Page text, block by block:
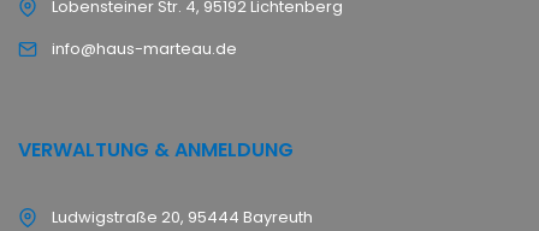
Lobensteiner Str. 4, 95192 Lichtenberg
info@haus-marteau.de
VERWALTUNG & ANMELDUNG
Ludwigstraße 20, 95444 Bayreuth